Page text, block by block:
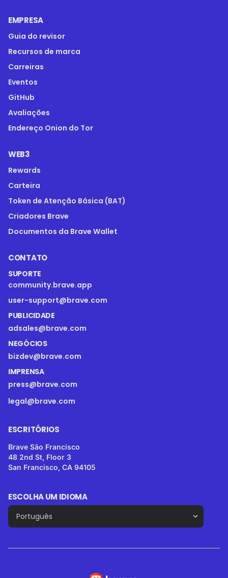
EMPRESA
Guia do revisor
Recursos de marca
Carreiras
Eventos
GitHub
Avaliações
Endereço Onion do Tor
WEB3
Rewards
Carteira
Token de Atenção Básica (BAT)
Criadores Brave
Documentos da Brave Wallet
CONTATO
SUPORTE
community.brave.app
user-support@brave.com
PUBLICIDADE
adsales@brave.com
NEGÓCIOS
bizdev@brave.com
IMPRENSA
press@brave.com
legal@brave.com
ESCRITÓRIOS
Brave São Francisco
48 2nd St, Floor 3
San Francisco, CA 94105
ESCOLHA UM IDIOMA